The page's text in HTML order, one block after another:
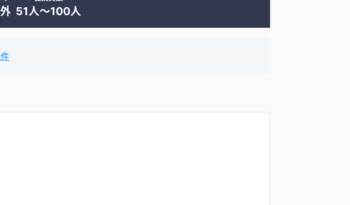
51人〜100人